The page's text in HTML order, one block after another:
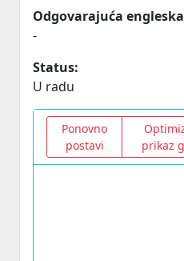
Odgovarajuća
-
Status:
U radu
Ponovno
postavi
prikaz